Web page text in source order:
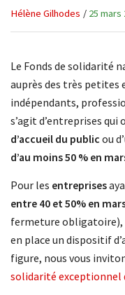
Hélène Gilhodes / 25 mars
Le Fonds de solidarité
auprès des très
indépendants,
s’agit d’entreprises qui
d’accueil du public ou
d’au moins 50 % en
Pour les entreprises
entre 40 et 50% en
fermeture obligatoire),
en place un dispositif
figure, nous vous
solidarité exceptionnel